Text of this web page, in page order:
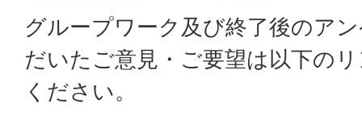
グループワーク及び終了後のア
だいたご意見・ご要望は以下の
ください。